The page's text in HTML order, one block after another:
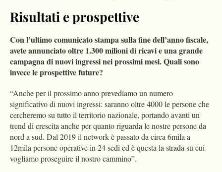
Risultati e prospettive
Con l’ultimo comunicato stampa sulla fine dell’anno fiscale,
avete annunciato oltre 1.300 milioni di ricavi e una grande
campagna di nuovi ingressi nei prossimi mesi. Quali sono
invece le prospettive future?
“Anche per il prossimo anno prevediamo un numero
significativo di nuovi ingressi: saranno oltre 4000 le persone che
cercheremo su tutto il territorio nazionale, portando avanti un
trend di crescita anche per quanto riguarda le nostre persone da
nord a sud. Dal 2019 il network è passato da circa 6mila a
12mila persone operative in 24 sedi ed è questa la strada su cui
vogliamo proseguire il nostro cammino”.